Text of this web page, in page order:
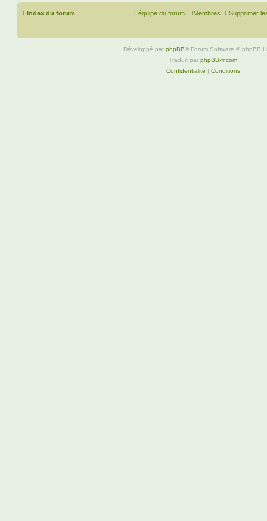
Index du forum Supprimer
Membres
L’équipe du forum
Développé par phpBB® Forum Software © phpBB
Traduit par phpBB-fr.com
Confidentialité | Conditions